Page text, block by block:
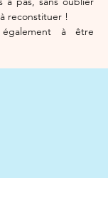
reconstituer !
également à être